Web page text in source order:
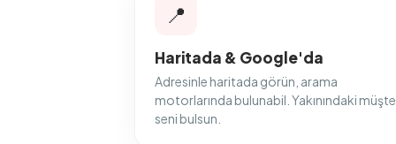
📍
Haritada & Google'da
Adresinle haritada görün, arama
motorlarında bulunabil. Yakınındaki
seni bulsun.